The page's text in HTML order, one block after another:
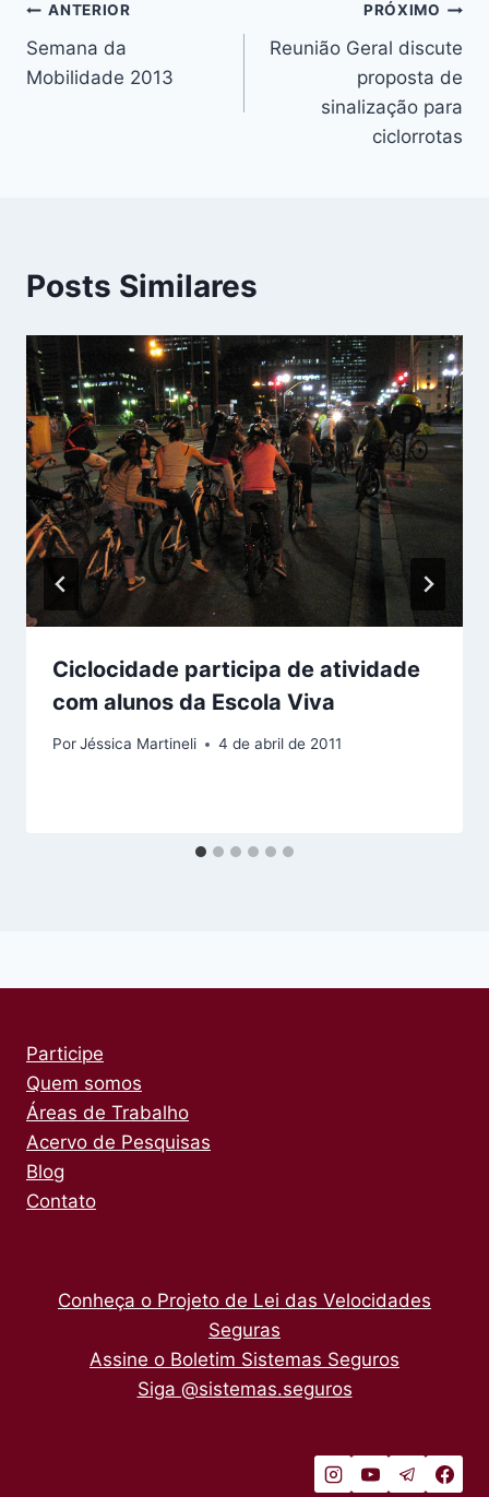
Navegação
de
ANTERIOR
Semana da
Mobilidade 2013
PRÓXIMO
Reunião Geral discute
proposta de
sinalização para
ciclorrotas
Posts Similares
Ciclocidade participa de atividade
com alunos da Escola Viva
PorJéssica Martineli 4 de abril de 2011
Participe
Quem somos
Áreas de Trabalho
Acervo de Pesquisas
Blog
Contato
Conheça o Projeto de Lei das Velocidades
Seguras
Assine o Boletim Sistemas Seguros
Siga @sistemas.seguros